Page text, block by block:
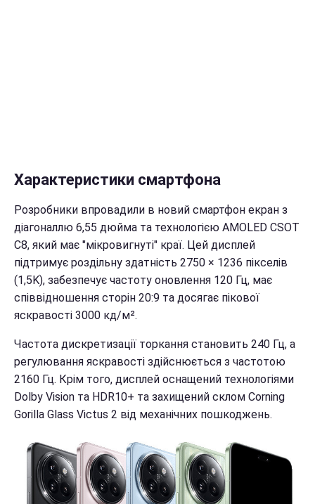
Характеристики смартфона
Розробники впровадили в новий смартфон екран з
діагоналлю 6,55 дюйма та технологією AMOLED CSOT
C8, який має "мікровигнуті" краї. Цей дисплей
підтримує роздільну здатність 2750 × 1236 пікселів
(1,5K), забезпечує частоту оновлення 120 Гц, має
співвідношення сторін 20:9 та досягає пікової
яскравості 3000 кд/м².
Частота дискретизації торкання становить 240 Гц, а
регулювання яскравості здійснюється з частотою
2160 Гц. Крім того, дисплей оснащений технологіями
Dolby Vision та HDR10+ та захищений склом Corning
Gorilla Glass Victus 2 від механічних пошкоджень.